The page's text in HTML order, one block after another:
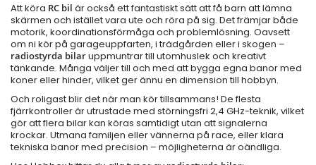
Att köra RC bil är också ett fantastiskt sätt att få barn att lämna
skärmen och istället vara ute och röra på sig. Det främjar både
motorik, koordinationsförmåga och problemlösning. Oavsett
om ni kör på garageuppfarten, i trädgården eller i skogen –
radiostyrda bilaruppmuntrar till utomhuslek och kreativt
tänkande. Många väljer till och med att bygga egna banor med
koner eller hinder, vilket ger ännu en dimension till hobbyn.
Och roligast blir det när man kör tillsammans! De flesta
fjärrkontroller är utrustade med störningsfri 2,4 GHz-teknik, vilket
gör att flera bilar kan köras samtidigt utan att signalerna
krockar. Utmana familjen eller vännerna på race, eller klara
tekniska banor med precision – möjligheterna är oändliga.